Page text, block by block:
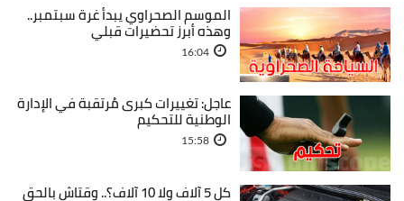
الموسم الصحراوي يبدأ غرة سبتمبر..
وهذه أبرز تحضيرات قبلي
16:04
عاجل: تغييرات كبرى مُرتقبة في الإدارة
الوطنية للتحكيم
15:58
كل 5 آلاف ولا 10 آلاف؟.. وقتاش بالحق